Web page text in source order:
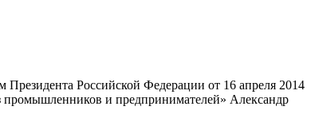
Российской Федерации от 16 апреля 2014
промышленников и предпринимателей» Александр